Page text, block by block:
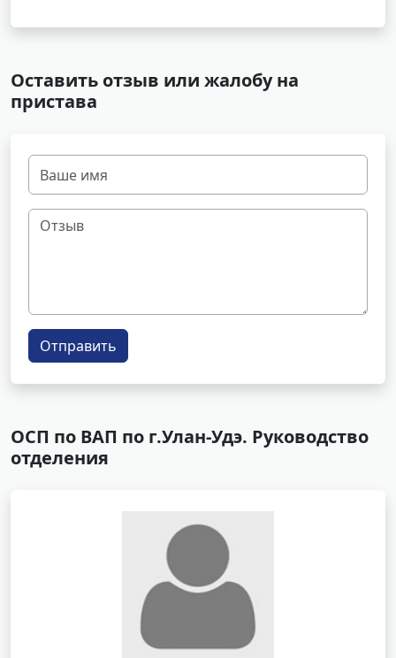
Оставить отзыв или жалобу на
пристава
Отправить
ОСП по ВАП по г.Улан-Удэ. Руководство
отделения